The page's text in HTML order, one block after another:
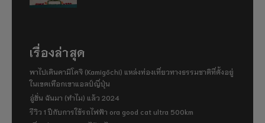
เรื่องล่าสุด
พาไปเดินคามิโคจิ (Kamigōchi) แหล่งท่องเที่ยวทางธรรมชาติที่ตั้งอยู่
ในเขตเทือกเขาแอลป์ญี่ปุ่น
อู่ฮั่น ฉันมา (ทำไม) แล้ว 2024
รีวิว 1 ปีกับการใช้รถไฟฟ้า ora good cat ultra 500km